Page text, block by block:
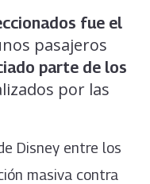
fue el
pasajeros
parte de los
por las
Disney entre los
masiva contra